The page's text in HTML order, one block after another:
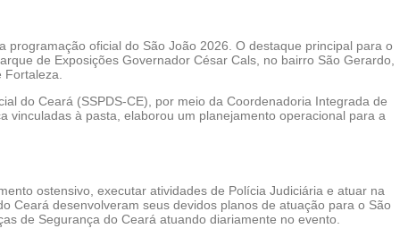
oficial do São João 2026. O destaque principal para o
de Exposições Governador César Cals, no bairro São Gerardo,
do Ceará (SSPDS-CE), por meio da Coordenadoria Integrada de
vinculadas à pasta, elaborou um planejamento operacional para a
ostensivo, executar atividades de Polícia Judiciária e atuar na
Ceará desenvolveram seus devidos planos de atuação para o São
de Segurança do Ceará atuando diariamente no evento.